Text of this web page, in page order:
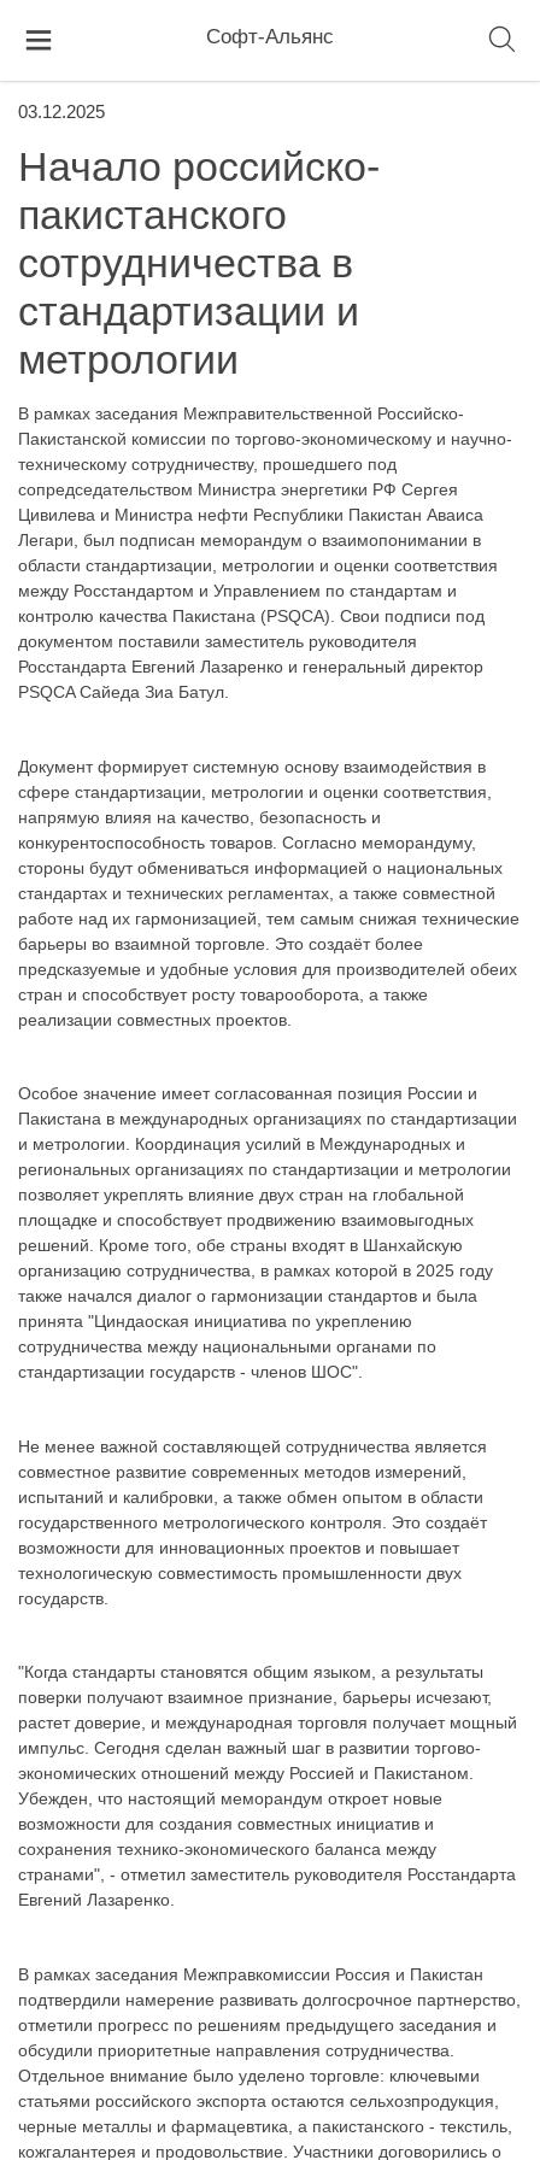
Софт-Альянс
03.12.2025
Начало российско-
пакистанского
сотрудничества в
стандартизации и
метрологии
В рамках заседания Межправительственной Российско-
Пакистанской комиссии по торгово-экономическому и научно-
техническому сотрудничеству, прошедшего под
сопредседательством Министра энергетики РФ Сергея
Цивилева и Министра нефти Республики Пакистан Аваиса
Легари, был подписан меморандум о взаимопонимании в
области стандартизации, метрологии и оценки соответствия
между Росстандартом и Управлением по стандартам и
контролю качества Пакистана (PSQCA). Свои подписи под
документом поставили заместитель руководителя
Росстандарта Евгений Лазаренко и генеральный директор
PSQCA Сайеда Зиа Батул.
Документ формирует системную основу взаимодействия в
сфере стандартизации, метрологии и оценки соответствия,
напрямую влияя на качество, безопасность и
конкурентоспособность товаров. Согласно меморандуму,
стороны будут обмениваться информацией о национальных
стандартах и технических регламентах, а также совместной
работе над их гармонизацией, тем самым снижая технические
барьеры во взаимной торговле. Это создаёт более
предсказуемые и удобные условия для производителей обеих
стран и способствует росту товарооборота, а также
реализации совместных проектов.
Особое значение имеет согласованная позиция России и
Пакистана в международных организациях по стандартизации
и метрологии. Координация усилий в Международных и
региональных организациях по стандартизации и метрологии
позволяет укреплять влияние двух стран на глобальной
площадке и способствует продвижению взаимовыгодных
решений. Кроме того, обе страны входят в Шанхайскую
организацию сотрудничества, в рамках которой в 2025 году
также начался диалог о гармонизации стандартов и была
принята "Циндаоская инициатива по укреплению
сотрудничества между национальными органами по
стандартизации государств - членов ШОС".
Не менее важной составляющей сотрудничества является
совместное развитие современных методов измерений,
испытаний и калибровки, а также обмен опытом в области
государственного метрологического контроля. Это создаёт
возможности для инновационных проектов и повышает
технологическую совместимость промышленности двух
государств.
"Когда стандарты становятся общим языком, а результаты
поверки получают взаимное признание, барьеры исчезают,
растет доверие, и международная торговля получает мощный
импульс. Сегодня сделан важный шаг в развитии торгово-
экономических отношений между Россией и Пакистаном.
Убежден, что настоящий меморандум откроет новые
возможности для создания совместных инициатив и
сохранения технико-экономического баланса между
странами", - отметил заместитель руководителя Росстандарта
Евгений Лазаренко.
В рамках заседания Межправкомиссии Россия и Пакистан
подтвердили намерение развивать долгосрочное партнерство,
отметили прогресс по решениям предыдущего заседания и
обсудили приоритетные направления сотрудничества.
Отдельное внимание было уделено торговле: ключевыми
статьями российского экспорта остаются сельхозпродукция,
черные металлы и фармацевтика, а пакистанского - текстиль,
кожгалантерея и продовольствие. Участники договорились о